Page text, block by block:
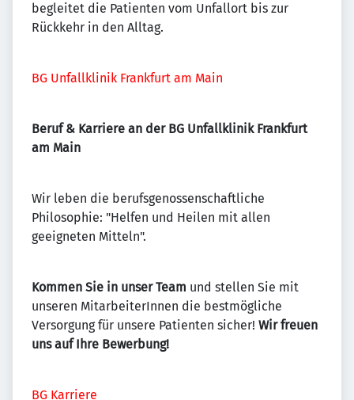
begleitet die Patienten vom Unfallort bis zur
Rückkehr in den Alltag.
BG Unfallklinik Frankfurt am Main
Beruf & Karriere an der BG Unfallklinik Frankfurt
am Main
Wir leben die berufsgenossenschaftliche
Philosophie: "Helfen und Heilen mit allen
geeigneten Mitteln".
Kommen Sie in unser Team und stellen Sie mit
unseren MitarbeiterInnen die bestmögliche
Versorgung für unsere Patienten sicher! Wir freuen
uns auf Ihre Bewerbung!
BG Karriere